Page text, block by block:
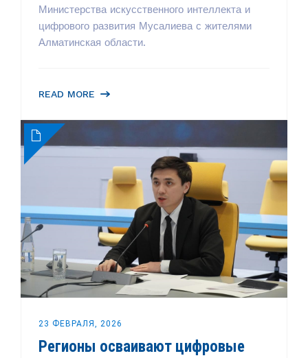
Министерства искусственного интеллекта и
цифрового развития Мусалиева с жителями
Алматинская области.
READ MORE
23 ФЕВРАЛЯ, 2026
Регионы осваивают цифровые